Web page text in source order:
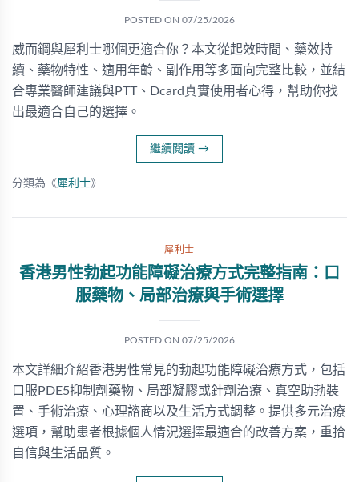
POSTED ON 07/25/2026
威而鋼與犀利士哪個更適合你？本文從起效時間、藥效持
續、藥物特性、適用年齡、副作用等多面向完整比較，並結
合專業醫師建議與PTT、Dcard真實使用者心得，幫助你找
出最適合自己的選擇。
繼續閱讀 →
分類為《犀利士》
犀利士
香港男性勃起功能障礙治療方式完整指南：口
服藥物、局部治療與手術選擇
POSTED ON 07/25/2026
本文詳細介紹香港男性常見的勃起功能障礙治療方式，包括
口服PDE5抑制劑藥物、局部凝膠或針劑治療、真空助勃裝
置、手術治療、心理諮商以及生活方式調整。提供多元治療
選項，幫助患者根據個人情況選擇最適合的改善方案，重拾
自信與生活品質。